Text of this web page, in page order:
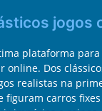
jogos
plataforma
online. Dos
realistas na
figuram carros